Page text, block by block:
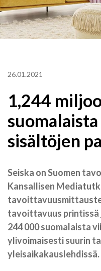
26.01.2021
1,244
sisältöjen
Seiska on Suomen
Kansallisen
tavoittavuus printissä
244 000 suomalaista
ylivoimaisesti suurin
yleisaikakauslehdissä.